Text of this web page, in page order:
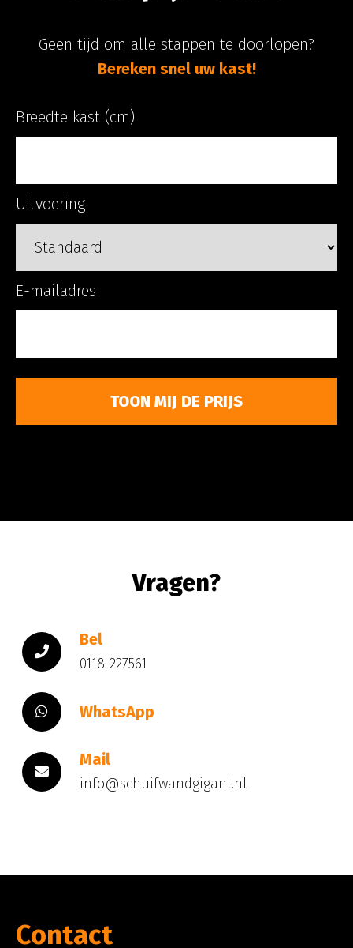
Geen tijd om alle stappen te doorlopen?
Bereken snel uw kast!
Breedte kast (cm)
Uitvoering
E-mailadres
Vragen?
Bel
0118-227561
WhatsApp
Mail
info@schuifwandgigant.nl
Contact